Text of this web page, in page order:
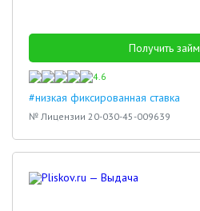
Получить займ
4.6
#низкая фиксированная ставка
№ Лицензии 20-030-45-009639